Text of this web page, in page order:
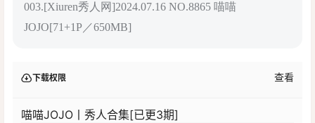
003.[Xiuren秀人网]2024.07.16 NO.8865 喵喵
JOJO[71+1P／650MB]
下载权限 查看
喵喵JOJO丨秀人合集[已更3期]